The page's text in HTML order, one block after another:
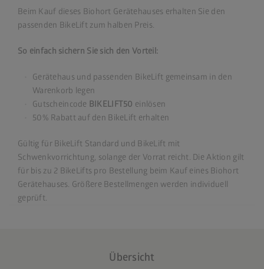
Beim Kauf dieses Biohort Gerätehauses erhalten Sie den
passenden BikeLift zum halben Preis.
So einfach sichern Sie sich den Vorteil:
Gerätehaus und passenden BikeLift gemeinsam in den
Warenkorb legen
Gutscheincode BIKELIFT50 einlösen
50% Rabatt auf den BikeLift erhalten
Gültig für BikeLift Standard und BikeLift mit
Schwenkvorrichtung, solange der Vorrat reicht. Die Aktion gilt
für bis zu 2 BikeLifts pro Bestellung beim Kauf eines Biohort
Gerätehauses. Größere Bestellmengen werden individuell
geprüft.
Übersicht